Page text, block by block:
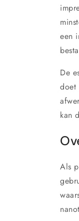
een
De
doet
kan
Als